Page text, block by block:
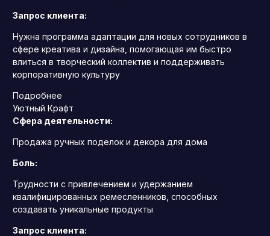
Запрос клиента:
Нужна программа адаптации для новых сотрудников в
сфере креатива и дизайна, помогающая им быстро
влиться в творческий коллектив и поддерживать
корпоративную культуру
Подробнее
Уютный Крафт
Сфера деятельности:
Продажа ручных поделок и декора для дома
Боль:
Трудности с привлечением и удержанием
квалифицированных ремесленников, способных
создавать уникальные продукты
Запрос клиента: